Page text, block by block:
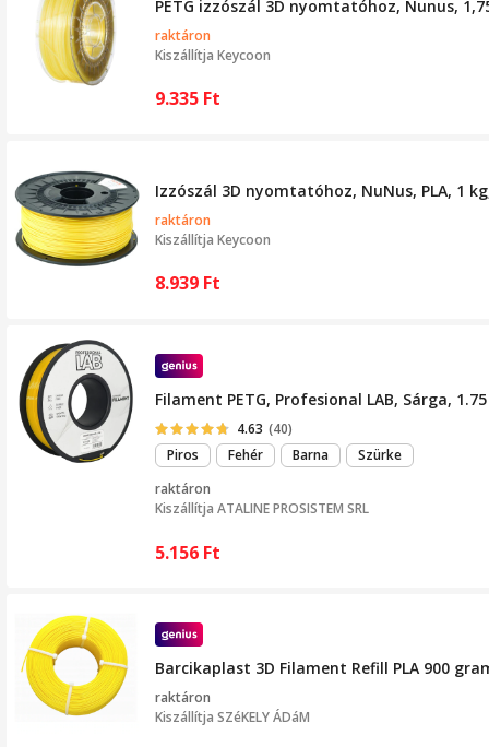
PETG izzószál 3D nyomtatóhoz, Nunus,
raktáron
Kiszállítja Keycoon
9.335 Ft
Izzószál 3D nyomtatóhoz, NuNus, PLA, 1
raktáron
Kiszállítja Keycoon
8.939 Ft
Filament PETG, Profesional LAB, Sárga,
4.63 (40)
Piros
Fehér Barna
Szürke
raktáron
Kiszállítja ATALINE PROSISTEM SRL
5.156 Ft
Barcikaplast 3D Filament Refill PLA 900
raktáron
Kiszállítja SZéKELY ÁDáM